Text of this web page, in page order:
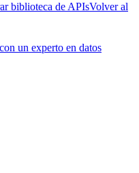
biblioteca de APIsVolver al
un experto en datos